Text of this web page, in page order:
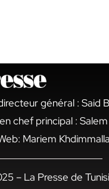
général : Said
chef principal :
Mariem
– La Presse de